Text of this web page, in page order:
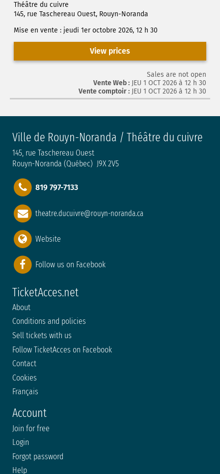
Théâtre du cuivre
145, rue Taschereau Ouest, Rouyn-Noranda
Mise en vente : jeudi 1er octobre 2026, 12 h 30
View prices
Sales are not open
Vente Web : JEU 1 OCT 2026 à 12 h 30
Vente comptoir : JEU 1 OCT 2026 à 12 h 30
Ville de Rouyn-Noranda / Théâtre du cuivre
145, rue Taschereau Ouest
Rouyn-Noranda (Québec) J9X 2V5
819 797-7133
theatre.ducuivre@rouyn-noranda.ca
Website
Follow us on Facebook
TicketAcces.net
About
Conditions and policies
Sell tickets with us
Follow TicketAcces on Facebook
Contact
Cookies
Français
Account
Join for free
Login
Forgot password
Help